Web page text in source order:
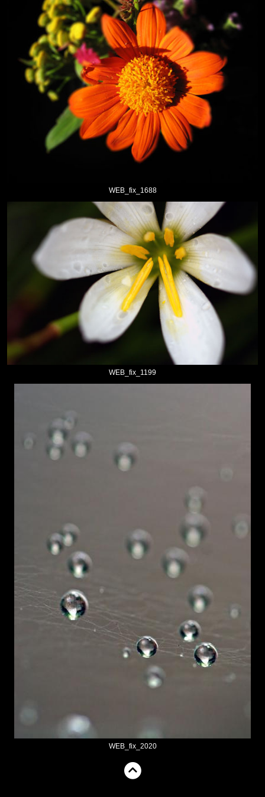
WEB_fix_1688
WEB_fix_1199
WEB_fix_2020